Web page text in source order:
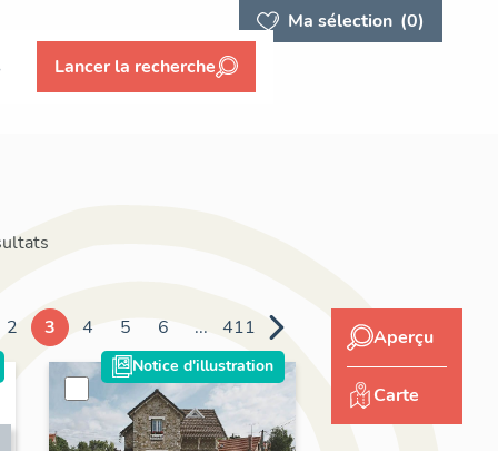
Ma sélection (0)
Lancer la recherche
2 3 4 5 6 ... 411
Notice d'illustration
Aperçu
Carte